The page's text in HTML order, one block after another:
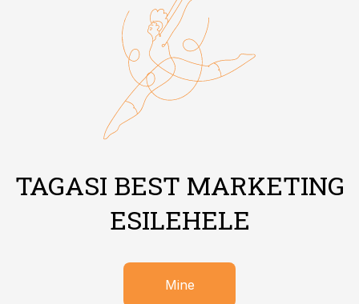
TAGASI BEST MARKETING
ESILEHELE
Mine